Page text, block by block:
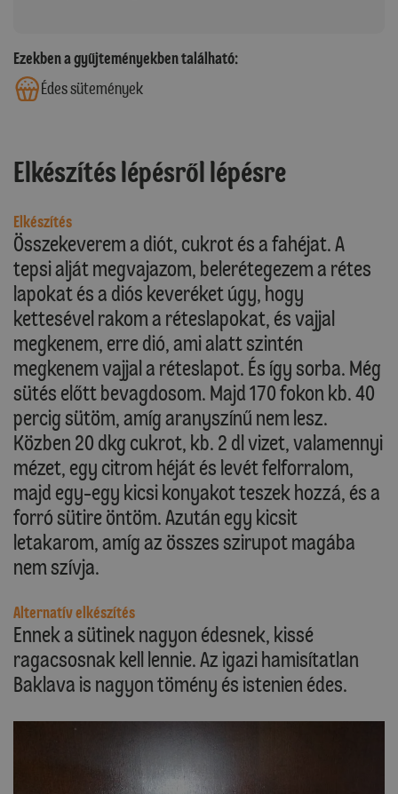
Ezekben a gyűjteményekben található:
Édes sütemények
Elkészítés lépésről lépésre
Elkészítés
Összekeverem a diót, cukrot és a fahéjat. A
tepsi alját megvajazom, belerétegezem a rétes
lapokat és a diós keveréket úgy, hogy
kettesével rakom a réteslapokat, és vajjal
megkenem, erre dió, ami alatt szintén
megkenem vajjal a réteslapot. És így sorba. Még
sütés előtt bevagdosom. Majd 170 fokon kb. 40
percig sütöm, amíg aranyszínű nem lesz.
Közben 20 dkg cukrot, kb. 2 dl vizet, valamennyi
mézet, egy citrom héját és levét felforralom,
majd egy-egy kicsi konyakot teszek hozzá, és a
forró sütire öntöm. Azután egy kicsit
letakarom, amíg az összes szirupot magába
nem szívja.
Alternatív elkészítés
Ennek a sütinek nagyon édesnek, kissé
ragacsosnak kell lennie. Az igazi hamisítatlan
Baklava is nagyon tömény és istenien édes.